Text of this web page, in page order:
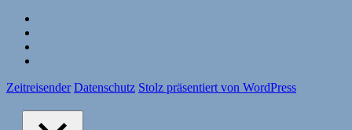
Zeitreisender Datenschutz Stolz präsentiert von WordPress